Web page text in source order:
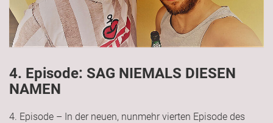
4. Episode: SAG NIEMALS DIESEN
NAMEN
4. Episode – In der neuen, nunmehr vierten Episode des